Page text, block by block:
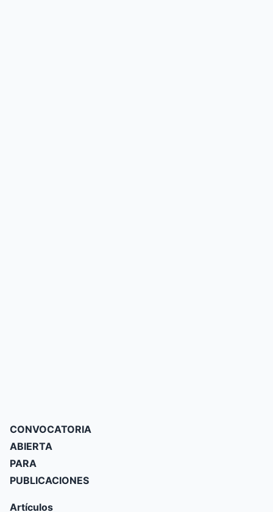
CONVOCATORIA
ABIERTA
PARA
PUBLICACIONES
Artículos